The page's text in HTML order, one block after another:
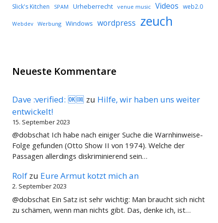
Slick's Kitchen SPAM Urheberrecht venue music Videos web2.0
Webdev Werbung Windows wordpress zeuch
Neueste Kommentare
Dave :verified: 🆗🆒 zu Hilfe, wir haben uns weiter
entwickelt!
15. September 2023
@dobschat Ich habe nach einiger Suche die Warnhinweise-
Folge gefunden (Otto Show II von 1974). Welche der
Passagen allerdings diskriminierend sein…
Rolf zu Eure Armut kotzt mich an
2. September 2023
@dobschat Ein Satz ist sehr wichtig: Man braucht sich nicht
zu schämen, wenn man nichts gibt. Das, denke ich, ist…